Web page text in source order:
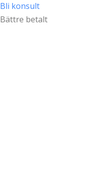
Bli konsult
Bättre betalt